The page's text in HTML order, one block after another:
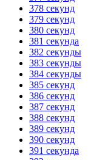
378 секунд
379 секунд
380 секунд
381 секунда
382 секунды
383 секунды
384 секунды
385 секунд
386 секунд
387 секунд
388 секунд
389 секунд
390 секунд
391 секунда